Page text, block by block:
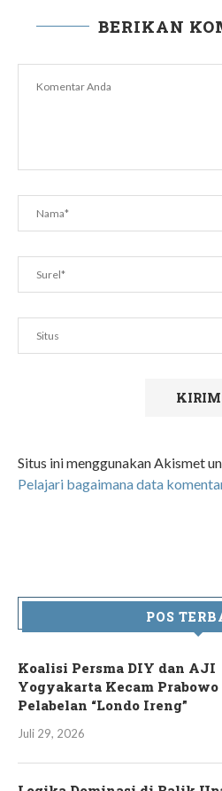
BERIKAN
Situs ini menggunakan Akismet
Pelajari bagaimana data
POS
Koalisi Persma DIY dan AJI
Yogyakarta Kecam Prabowo
Pelabelan “Londo Ireng”
Juli 29, 2026